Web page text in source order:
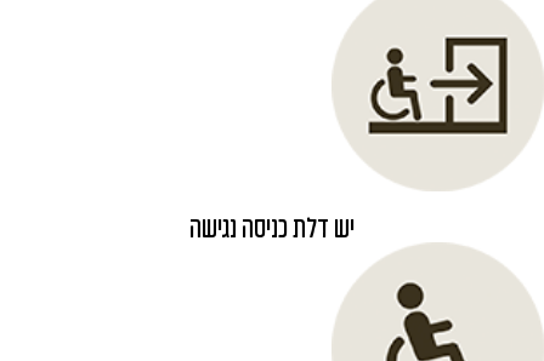
יש דלת כניסה נגישה